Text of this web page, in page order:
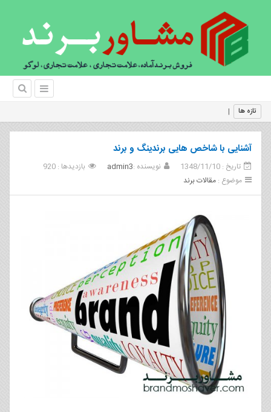
تازه ها فروش برند
آشنایی با شاخص هایی برندینگ و برند
تاریخ : 1348/11/10 نویسنده :admin3
بازدیدها : 920
موضوع : مقالات برند